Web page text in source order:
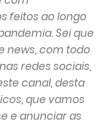
feitos ao longo
Sei que
news, com todo
redes sociais,
canal, desta
que vamos
e anunciar as